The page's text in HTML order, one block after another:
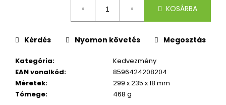
KOSÁRBA
Kategória:
Kedvezmény
EAN vonalkód:
8596424208204
Méretek:
299 x 235 x 18 mm
Tómege: 468 g
Kérdés Nyomon követés Megosztás